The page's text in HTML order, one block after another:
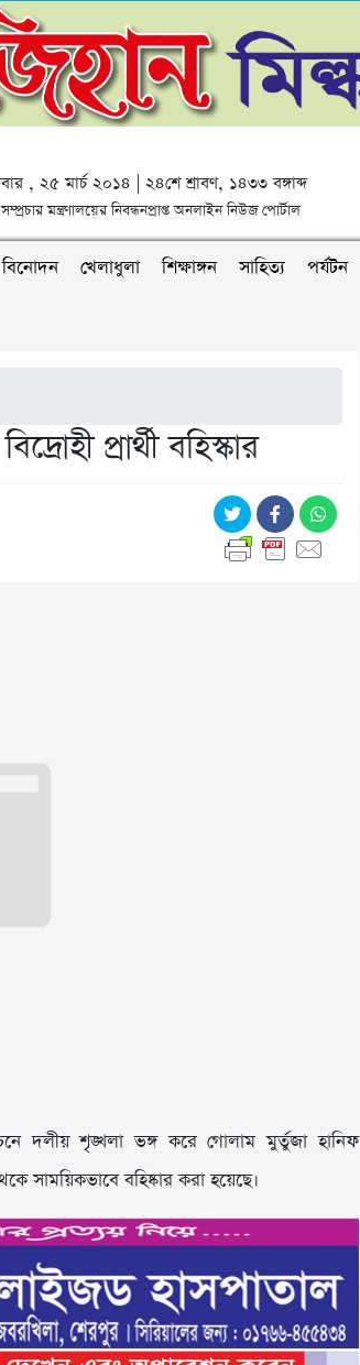
, ২৫ মার্চ ২০১৪ | ২৪শে শ্রাবণ, ১৪৩৩ বঙ্গাব্দ
মন্ত্রণালয়ের নিবন্ধনপ্রাপ্ত অনলাইন নিউজ পোর্টাল
বিনোদন খেলাধুলা শিক্ষাঙ্গন সাহিত্য পর্যটন
প্রার্থী বহিস্কার
দলীয় শৃঙ্খলা ভঙ্গ করে গোলাম মুর্তুজা হানিফ
সাময়িকভাবে বহিষ্কার করা হয়েছে।